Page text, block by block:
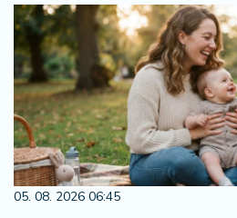
05. 08. 2026 06:45